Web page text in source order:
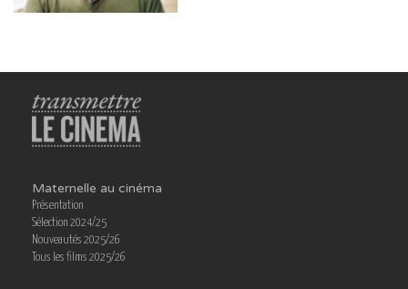
Maternelle au cinéma
Présentation
Sélection 2024/25
Nouveautés 2025/26
Tous les films 2025/26